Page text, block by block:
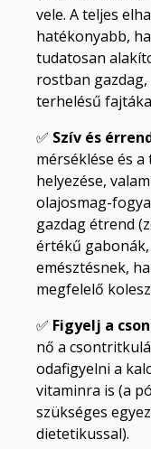
vele. A teljes
hatékonyabb,
tudatosan
rostban
terhelésű
✅ Szív és
mérséklése és
helyezése,
olajosmag-
gazdag étrend
értékű gabonák,
emésztésnek,
megfelelő
✅ Figyelj a
nő a
odafigyelni a
vitaminra is (a
szükséges
dietetikussal).